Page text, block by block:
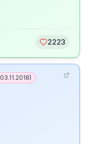
2223
03.11.2018)